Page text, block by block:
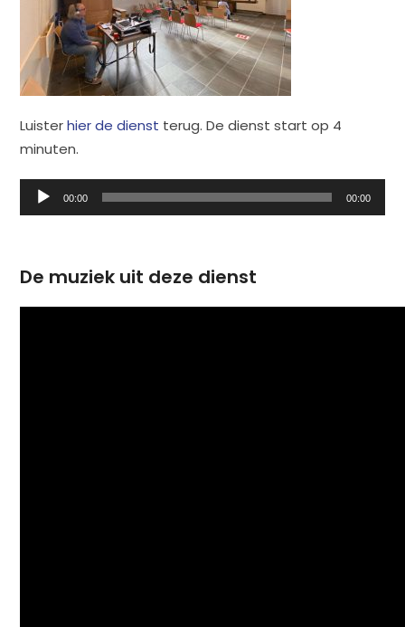
Luisterhier de dienst terug. De dienst start op 4
minuten.
Audiospeler
00:00 00:00
De muziek uit deze dienst